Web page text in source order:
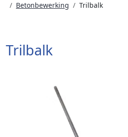
Betonbewerking
Trilbalk
Trilbalk